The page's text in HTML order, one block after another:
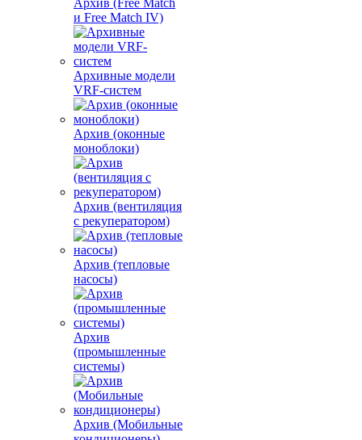
Архив (Free Match
и Free Match IV)
Архивные модели
VRF-систем
Архив (оконные
моноблоки)
Архив (вентиляция
с рекуператором)
Архив (тепловые
насосы)
Архив
(промышленные
системы)
Архив (Мобильные